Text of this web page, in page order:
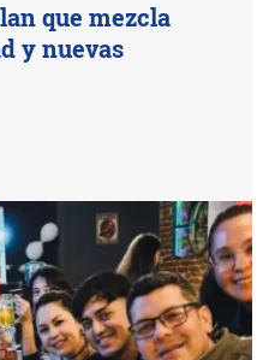
que mezcla
y nuevas